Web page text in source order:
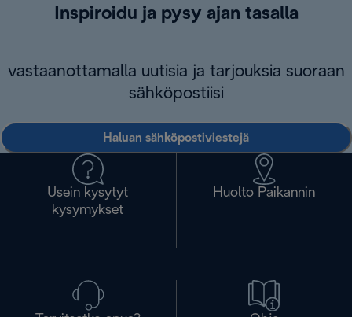
Inspiroidu ja pysy ajan tasalla
vastaanottamalla uutisia ja tarjouksia suoraan
sähköpostiisi
Haluan sähköpostiviestejä
Usein kysytyt
kysymykset
Huolto Paikannin